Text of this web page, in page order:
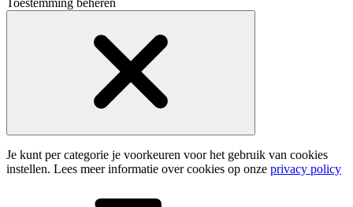
Je kunt per categorie je voorkeuren voor het gebruik van cookies
instellen. Lees meer informatie over cookies op onze privacy policy